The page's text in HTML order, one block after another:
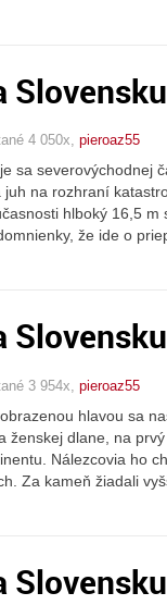
4 050x, pieroaz55
sa severovýchodnej
na rozhraní
hlboký 16,5
že ide o
3 954x, pieroaz55
hlavou sa
ženskej dlane, na
Nálezcovia ho
Za kameň žiadali